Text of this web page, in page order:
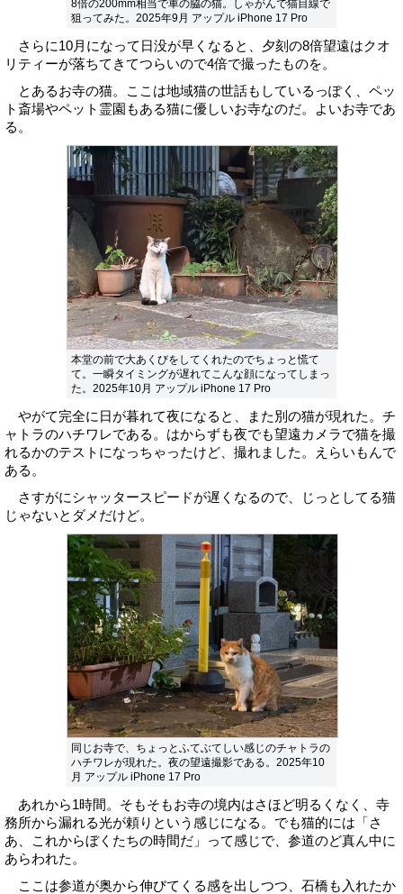
8倍の200mm相当で車の脇の猫。しゃがんで猫目線で
狙ってみた。2025年9月 アップル iPhone 17 Pro
さらに10月になって日没が早くなると、夕刻の8倍望遠はクオ
リティーが落ちてきてつらいので4倍で撮ったものを。
とあるお寺の猫。ここは地域猫の世話もしているっぽく、ペッ
ト斎場やペット霊園もある猫に優しいお寺なのだ。よいお寺であ
る。
本堂の前で大あくびをしてくれたのでちょっと慌て
て。一瞬タイミングが遅れてこんな顔になってしまっ
た。2025年10月 アップル iPhone 17 Pro
やがて完全に日が暮れて夜になると、また別の猫が現れた。チ
ャトラのハチワレである。はからずも夜でも望遠カメラで猫を撮
れるかのテストになっちゃったけど、撮れました。えらいもんで
ある。
さすがにシャッタースピードが遅くなるので、じっとしてる猫
じゃないとダメだけど。
同じお寺で、ちょっとふてぶてしい感じのチャトラの
ハチワレが現れた。夜の望遠撮影である。2025年10
月 アップル iPhone 17 Pro
あれから1時間。そもそもお寺の境内はさほど明るくなく、寺
務所から漏れる光が頼りという感じになる。でも猫的には「さ
あ、これからぼくたちの時間だ」って感じで、参道のど真ん中に
あらわれた。
ここは参道が奥から伸びてくる感を出しつつ、石橋も入れたか